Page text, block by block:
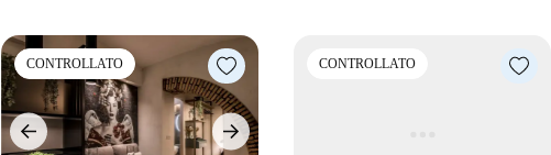
CONTROLLATO CONTROLLATO